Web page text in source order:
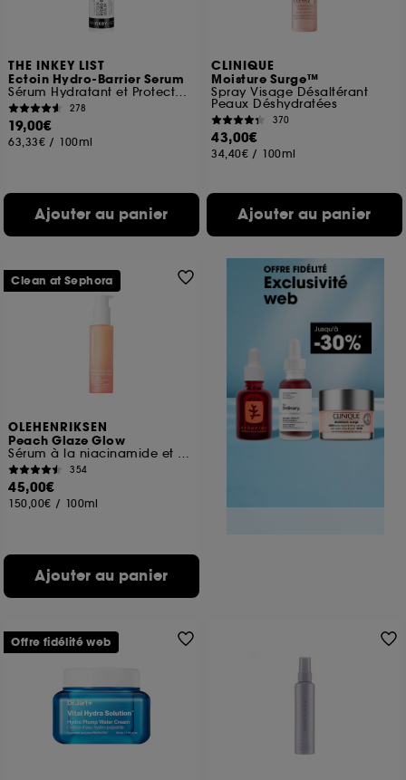
THE INKEY LIST
Ectoin Hydro-Barrier Serum
Sérum Hydratant et Protecteur
278
19,00€
63,33€ / 100ml
Ajouter au panier
CLINIQUE
Moisture Surge™
Spray Visage Désaltérant
Peaux Déshydratées
370
43,00€
34,40€ / 100ml
Ajouter au panier
OLEHENRIKSEN
Peach Glaze Glow
Sérum à la niacinamide et à la vitamine C
354
45,00€
150,00€ / 100ml
Ajouter au panier
Clean at Sephora
Offre fidélité web